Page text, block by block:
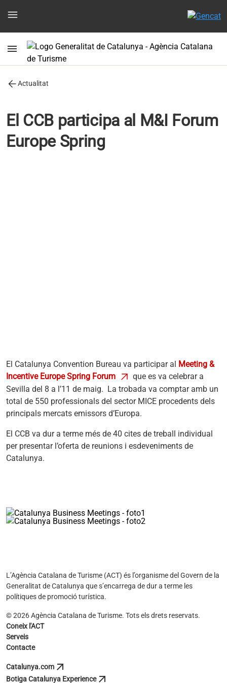
menu
menu
arrow_backActualitat
El CCB participa al M&I Forum
Europe Spring
El Catalunya Convention Bureau va participar al Meeting &
Incentive Europe Spring Forum s'obre en una pestanya nova
que es va celebrar a
Sevilla del 8 a l’11 de maig. La trobada va comptar amb un
total de 550 professionals del sector MICE procedents dels
principals mercats emissors d’Europa.
El CCB va dur a terme més de 40 cites de treball individual
per presentar l’oferta de reunions i esdeveniments de
Catalunya.
L’Agència Catalana de Turisme (ACT) és l’organisme del Govern de la
Generalitat de Catalunya que s’encarrega de dur a terme les
polítiques de promoció turística.
© 2026 Agència Catalana de Turisme. Tots els drets reservats.
Coneix l'ACT
Serveis
Contacte
Catalunya.com arrow_outward
s'obre en una pestanya nova
Botiga Catalunya Experiencearrow_outward
s'obre en una pestanya nova